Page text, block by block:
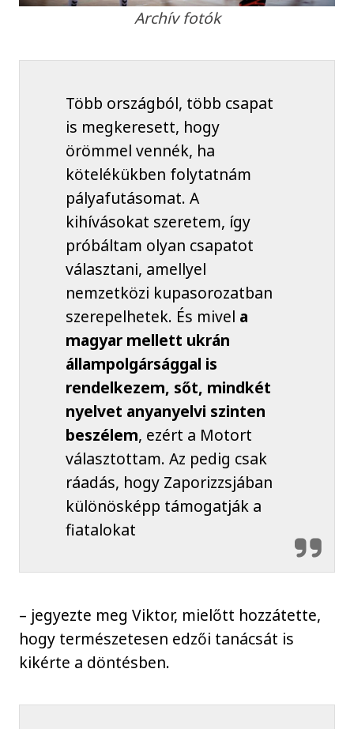
Archív fotók
Több országból, több csapat
is megkeresett, hogy
örömmel vennék, ha
kötelékükben folytatnám
pályafutásomat. A
kihívásokat szeretem, így
próbáltam olyan csapatot
választani, amellyel
nemzetközi kupasorozatban
szerepelhetek. És mivel a
magyar mellett ukrán
állampolgársággal is
rendelkezem, sőt, mindkét
nyelvet anyanyelvi szinten
beszélem, ezért a Motort
választottam. Az pedig csak
ráadás, hogy Zaporizzsjában
különösképp támogatják a
fiatalokat
– jegyezte meg Viktor, mielőtt hozzátette,
hogy természetesen edzői tanácsát is
kikérte a döntésben.